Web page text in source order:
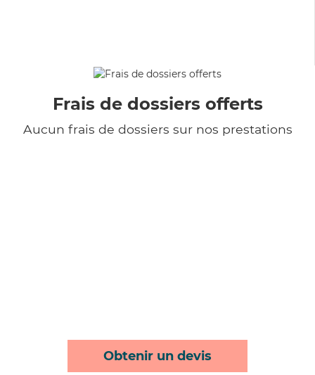
Frais de dossiers offerts
Aucun frais de dossiers sur nos prestations
Obtenir un devis